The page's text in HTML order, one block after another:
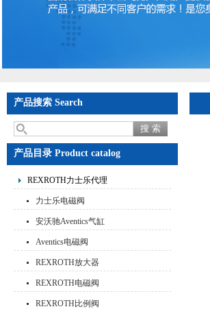
产品搜索 Search
产品目录 Product catalog
REXROTH力士乐代理
力士乐电磁阀
安沃驰Aventics气缸
Aventics电磁阀
REXROTH放大器
REXROTH电磁阀
REXROTH比例阀